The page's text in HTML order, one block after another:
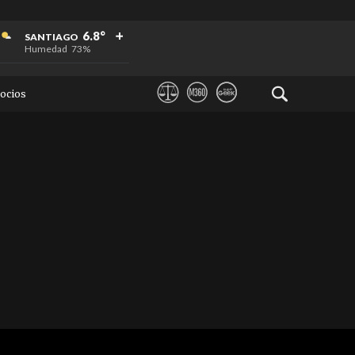
SANTIAGO 6.8°
Humedad 73%
+
+
+